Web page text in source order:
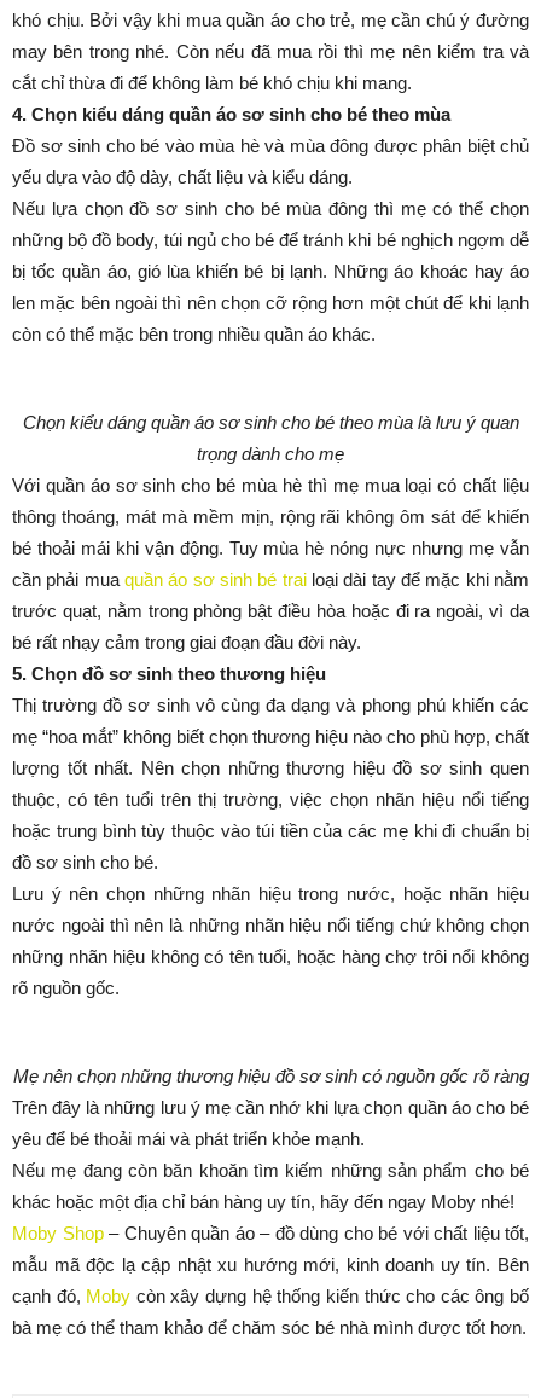
khó chịu. Bởi vậy khi mua quần áo cho trẻ, mẹ cần chú ý đường
may bên trong nhé. Còn nếu đã mua rồi thì mẹ nên kiểm tra và
cắt chỉ thừa đi để không làm bé khó chịu khi mang.
4. Chọn kiểu dáng quần áo sơ sinh cho bé theo mùa
Đồ sơ sinh cho bé vào mùa hè và mùa đông được phân biệt chủ
yếu dựa vào độ dày, chất liệu và kiểu dáng.
Nếu lựa chọn đồ sơ sinh cho bé mùa đông thì mẹ có thể chọn
những bộ đồ body, túi ngủ cho bé để tránh khi bé nghịch ngợm dễ
bị tốc quần áo, gió lùa khiến bé bị lạnh. Những áo khoác hay áo
len mặc bên ngoài thì nên chọn cỡ rộng hơn một chút để khi lạnh
còn có thể mặc bên trong nhiều quần áo khác.
Chọn kiểu dáng quần áo sơ sinh cho bé theo mùa là lưu ý quan
trọng dành cho mẹ
Với quần áo sơ sinh cho bé mùa hè thì mẹ mua loại có chất liệu
thông thoáng, mát mà mềm mịn, rộng rãi không ôm sát để khiến
bé thoải mái khi vận động. Tuy mùa hè nóng nực nhưng mẹ vẫn
cần phải mua quần áo sơ sinh bé trailoại dài tay để mặc khi nằm
trước quạt, nằm trong phòng bật điều hòa hoặc đi ra ngoài, vì da
bé rất nhạy cảm trong giai đoạn đầu đời này.
5. Chọn đồ sơ sinh theo thương hiệu
Thị trường đồ sơ sinh vô cùng đa dạng và phong phú khiến các
mẹ “hoa mắt” không biết chọn thương hiệu nào cho phù hợp, chất
lượng tốt nhất. Nên chọn những thương hiệu đồ sơ sinh quen
thuộc, có tên tuổi trên thị trường, việc chọn nhãn hiệu nổi tiếng
hoặc trung bình tùy thuộc vào túi tiền của các mẹ khi đi chuẩn bị
đồ sơ sinh cho bé.
Lưu ý nên chọn những nhãn hiệu trong nước, hoặc nhãn hiệu
nước ngoài thì nên là những nhãn hiệu nổi tiếng chứ không chọn
những nhãn hiệu không có tên tuổi, hoặc hàng chợ trôi nổi không
rõ nguồn gốc.
Mẹ nên chọn những thương hiệu đồ sơ sinh có nguồn gốc rõ ràng
Trên đây là những lưu ý mẹ cần nhớ khi lựa chọn quần áo cho bé
yêu để bé thoải mái và phát triển khỏe mạnh.
Nếu mẹ đang còn băn khoăn tìm kiếm những sản phẩm cho bé
khác hoặc một địa chỉ bán hàng uy tín, hãy đến ngay Moby nhé!
Moby Shop– Chuyên quần áo – đồ dùng cho bé với chất liệu tốt,
mẫu mã độc lạ cập nhật xu hướng mới, kinh doanh uy tín. Bên
cạnh đó, Moby còn xây dựng hệ thống kiến thức cho các ông bố
bà mẹ có thể tham khảo để chăm sóc bé nhà mình được tốt hơn.